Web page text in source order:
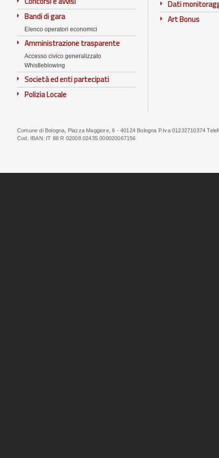
Bandi di gara
Elenco operatori economici
Amministrazione trasparente
Accesso civico generalizzato
Whistleblowing
Società ed enti partecipati
Polizia Locale
Dati
Art Bonus
Note
Comune di Bologna, Piazza Maggiore, 6 - 40124 Bologna P.Iva 01232710374
Cod. IBAN: IT 88 R 02008 02435 000020067156